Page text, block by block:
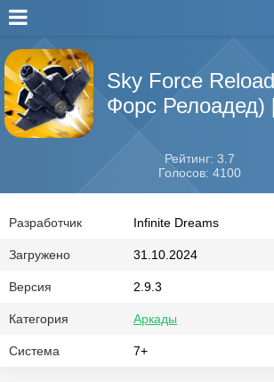
Sky Force
Форс
Рейтинг: 3.7
Голосов: 4100
Разработчик Infinite Dreams
Загружено 31.10.2024
Версия 2.9.3
Категория Аркады
Система 7+